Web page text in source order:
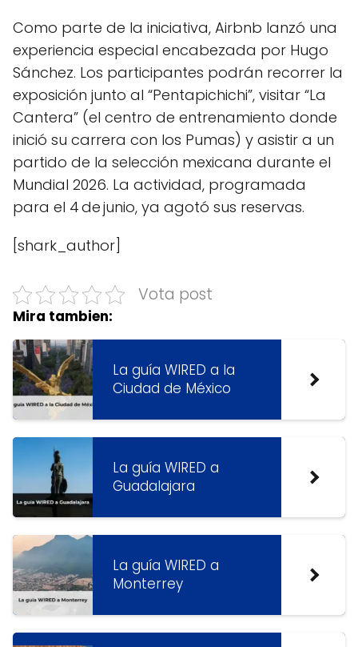
Como parte de la iniciativa, Airbnb lanzó una
experiencia especial encabezada por Hugo
Sánchez. Los participantes podrán recorrer la
exposición junto al “Pentapichichi”, visitar “La
Cantera” (el centro de entrenamiento donde
inició su carrera con los Pumas) y asistir a un
partido de la selección mexicana durante el
Mundial 2026. La actividad, programada
para el 4 de junio, ya agotó sus reservas.
[shark_author]
Vota post
Mira tambien:
La guía WIRED a la
Ciudad de México
La guía WIRED a
Guadalajara
La guía WIRED a
Monterrey